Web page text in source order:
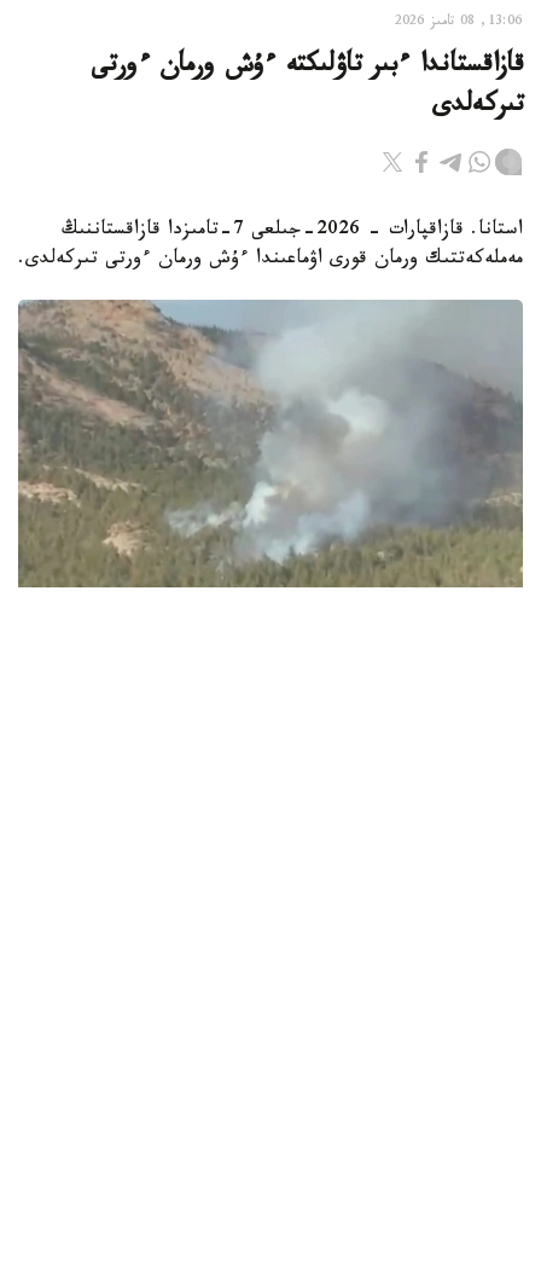
13:06, 08 تامىز 2026
قازاقستاندا ءبىر تاۋلىكتە ءۇش ورمان ءورتى
تىركەلدى
استانا. قازاقپارات - 2026-جىلعى 7-تامىزدا قازاقستاننىڭ
مەملەكەتتىك ورمان قورى اۋماعىندا ءۇش ورمان ءورتى تىركەلدى.